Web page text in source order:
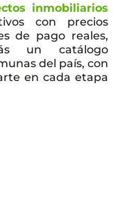
inmobiliarios
con precios
de pago reales,
un catálogo
del país, con
en cada etapa